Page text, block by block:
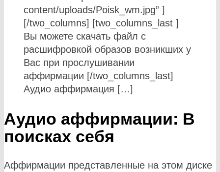
content/uploads/Poisk_wm.jpg” ]
[/two_columns] [two_columns_last ]
Вы можете скачать файл с
расшифровкой образов возникших у
Вас при прослушивании
аффирмации [/two_columns_last]
Аудио аффирмация […]
Аудио аффирмации: В
поисках себя
Аффирмации представленные на этом диске